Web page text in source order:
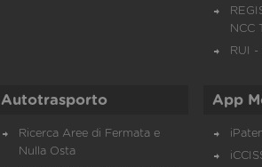
NCC
RUI
Autotrasporto
Ricerca Aree di Fermata e
Nulla Osta
App